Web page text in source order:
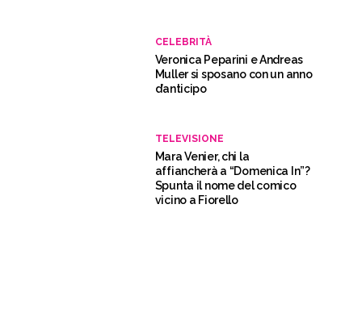
CELEBRITÀ
Veronica Peparini e Andreas
Muller si sposano con un anno
d’anticipo
TELEVISIONE
Mara Venier, chi la
affiancherà a “Domenica In”?
Spunta il nome del comico
vicino a Fiorello